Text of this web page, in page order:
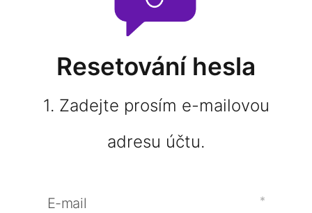
Resetování hesla
1. Zadejte prosím e-mailovou
adresu účtu.
E-mail